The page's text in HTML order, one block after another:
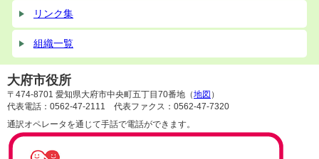
リンク集
組織一覧
大府市役所
〒474-8701 愛知県大府市中央町五丁目70番地（地図 ）
代表電話：0562-47-2111 代表ファクス：0562-47-7320
通訳オペレータを通じて手話で電話ができます。